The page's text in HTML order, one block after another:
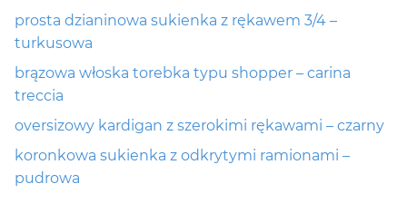
prosta dzianinowa sukienka z rękawem 3/4 –
turkusowa
brązowa włoska torebka typu shopper – carina
treccia
oversizowy kardigan z szerokimi rękawami – czarny
koronkowa sukienka z odkrytymi ramionami –
pudrowa